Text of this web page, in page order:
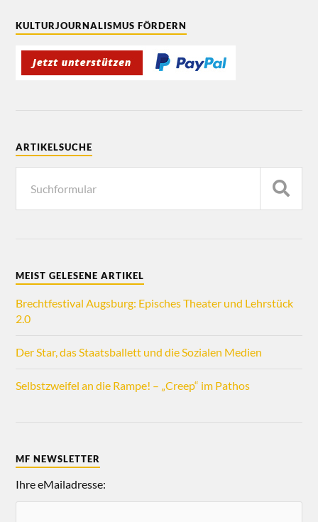
KULTURJOURNALISMUS FÖRDERN
ARTIKELSUCHE
MEIST GELESENE ARTIKEL
Brechtfestival Augsburg: Episches Theater und Lehrstück
2.0
Der Star, das Staatsballett und die Sozialen Medien
Selbstzweifel an die Rampe! – „Creep“ im Pathos
MF NEWSLETTER
Ihre eMailadresse: